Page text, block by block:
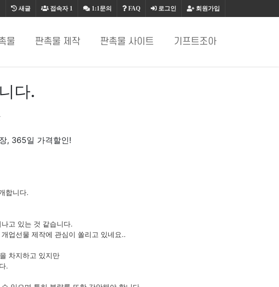
회원가입
로그인
FAQ
1:1문의
접속자1
새글
물 판촉물 제작 판촉물 사이트 기프트조아
다.
, 365일 가격할인!
합니다.
고 있는 것 같습니다.
업선물 제작에 관심이 쏠리고 있네요..
차지하고 있지만
.